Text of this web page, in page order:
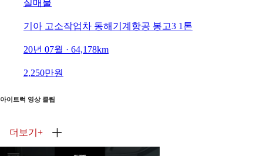
실매물
기아 고소작업차 동해기계항공 봉고3 1톤
20년 07월 · 64,178km
2,250만원
아이트럭 영상 클립
더보기 +